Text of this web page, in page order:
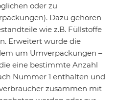
oder zu
Dazu gehören
wie z.B. Füllstoffe
Erweitert wurde die
um Umverpackungen –
eine bestimmte Anzahl
Nummer 1 enthalten und
zusammen mit